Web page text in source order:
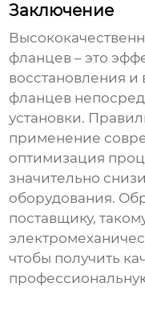
Заключение
фланцев – это
восстановления
фланцев
установки.
применение
оптимизация
значительно
оборудования.
поставщику,
чтобы получить